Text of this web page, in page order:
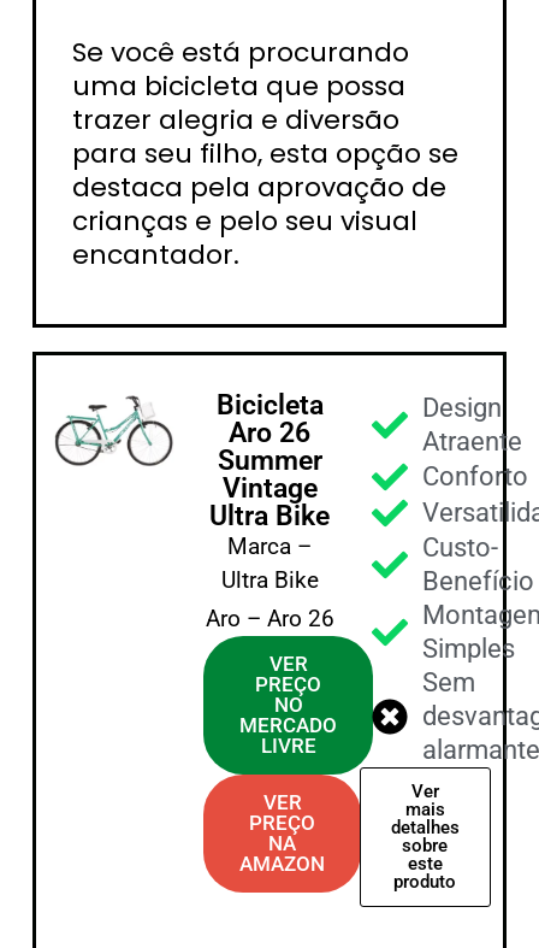
Se você está procurando
uma bicicleta que possa
trazer alegria e diversão
para seu filho, esta opção se
destaca pela aprovação de
crianças e pelo seu visual
encantador.
Bicicleta
Aro 26
Summer
Vintage
Ultra Bike
Marca –
Ultra Bike
Aro – Aro 26
VER
PREÇO
NO
MERCADO
LIVRE
VER
PREÇO
NA
AMAZON
Design
Atraente
Conforto
Custo-
Benefício
Simples
Sem
Ver
mais
detalhes
sobre
este
produto